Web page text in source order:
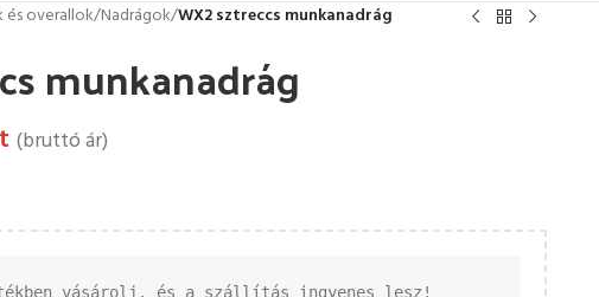
és overallok/Nadrágok/WX2 sztreccs munkanadrág
munkanadrág
(bruttó ár)
vásárolj, és a szállítás ingyenes lesz!